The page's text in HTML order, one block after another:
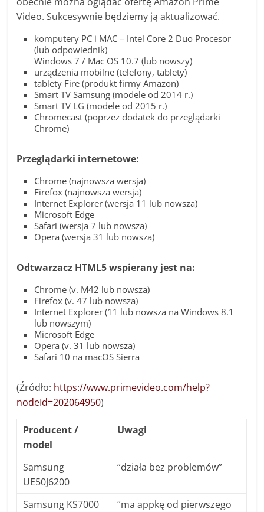
Video. Sukcesywnie będziemy ją aktualizować.
komputery PC i MAC – Intel Core 2 Duo Procesor
(lub odpowiednik)
Windows 7 / Mac OS 10.7 (lub nowszy)
urządzenia mobilne (telefony, tablety)
tablety Fire (produkt firmy Amazon)
Smart TV Samsung (modele od 2014 r.)
Smart TV LG (modele od 2015 r.)
Chromecast (poprzez dodatek do przeglądarki
Chrome)
Przeglądarki internetowe:
Chrome (najnowsza wersja)
Firefox (najnowsza wersja)
Internet Explorer (wersja 11 lub nowsza)
Microsoft Edge
Safari (wersja 7 lub nowsza)
Opera (wersja 31 lub nowsza)
Odtwarzacz HTML5 wspierany jest na:
Chrome (v. M42 lub nowsza)
Firefox (v. 47 lub nowsza)
Internet Explorer (11 lub nowsza na Windows 8.1
lub nowszym)
Microsoft Edge
Opera (v. 31 lub nowsza)
Safari 10 na macOS Sierra
(Źródło: https://www.primevideo.com/help?
nodeId=202064950)
Producent /
model
Uwagi
Samsung
UE50J6200
“działa bez problemów”
Samsung KS7000
“ma appkę od pierwszego